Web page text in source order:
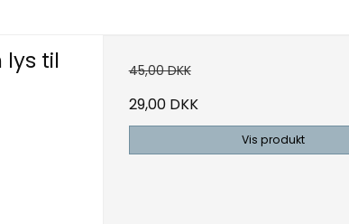
lys til
45,00 DKK
29,00 DKK
Vis produkt